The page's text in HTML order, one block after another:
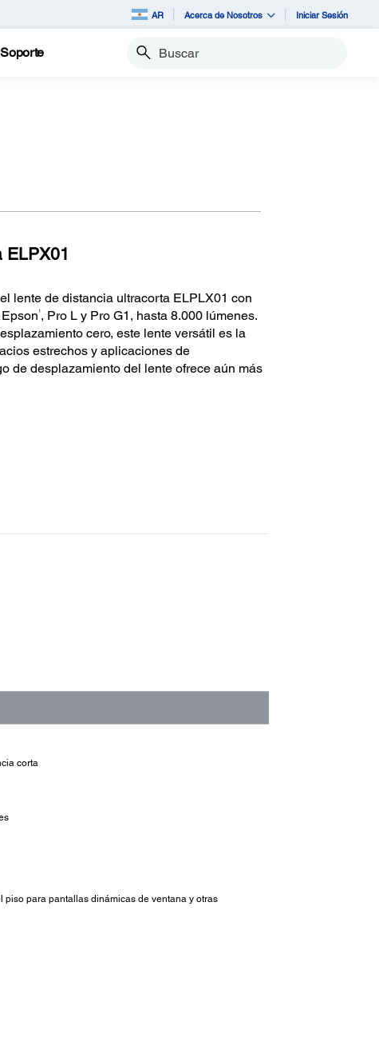
AR Acerca de Nosotros Iniciar Sesión
Soporte Buscar
lente de distancia ultracorta ELPLX01 con
1, Pro L y Pro G1, hasta 8.000 lúmenes.
cero, este lente versátil es la
estrechos y aplicaciones de
de desplazamiento del lente ofrece aún más
corta
para pantallas dinámicas de ventana y otras